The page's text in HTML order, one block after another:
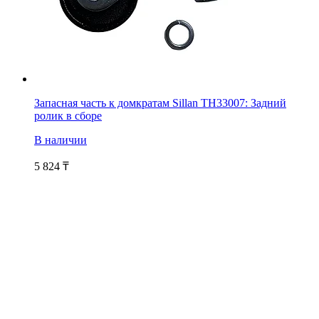
Запасная часть к домкратам Sillan TH33007: Задний
ролик в сборе
В наличии
5 824 ₸